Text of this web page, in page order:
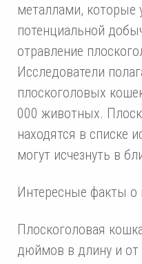
металлами, которые
потенциальной
отравление
Исследователи
плоскоголовых
000 животных.
находятся в списке
могут исчезнуть в
Интересные факты о
Плоскоголовая
дюймов в длину и от